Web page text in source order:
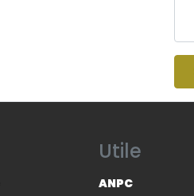
Utile
ANPC